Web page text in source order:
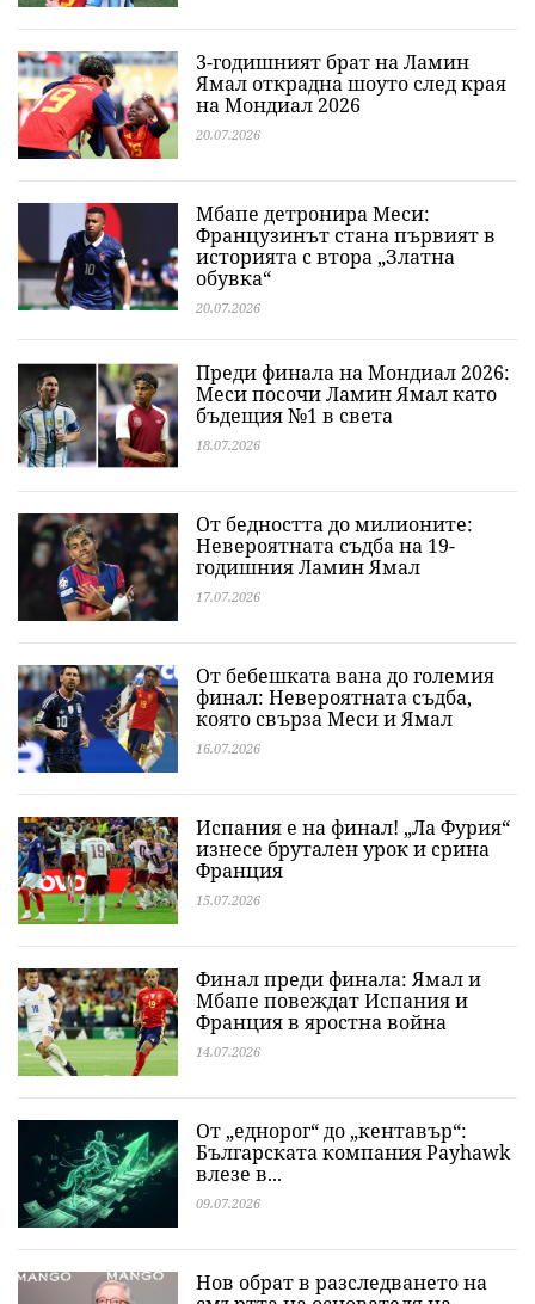
3-годишният брат на Ламин
Ямал открадна шоуто след края
на Мондиал 2026
20.07.2026
Мбапе детронира Меси:
Французинът стана първият в
историята с втора „Златна
обувка“
20.07.2026
Преди финала на Мондиал 2026:
Меси посочи Ламин Ямал като
бъдещия №1 в света
18.07.2026
От бедността до милионите:
Невероятната съдба на 19-
годишния Ламин Ямал
17.07.2026
От бебешката вана до големия
финал: Невероятната съдба,
която свърза Меси и Ямал
16.07.2026
Испания е на финал! „Ла Фурия“
изнесе брутален урок и срина
Франция
15.07.2026
Финал преди финала: Ямал и
Мбапе повеждат Испания и
Франция в яростна война
14.07.2026
От „еднорог“ до „кентавър“:
Българската компания Payhawk
влезе в...
09.07.2026
Нов обрат в разследването на